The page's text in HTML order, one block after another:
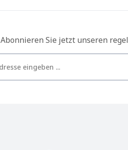
Abonnieren Sie jetzt unseren